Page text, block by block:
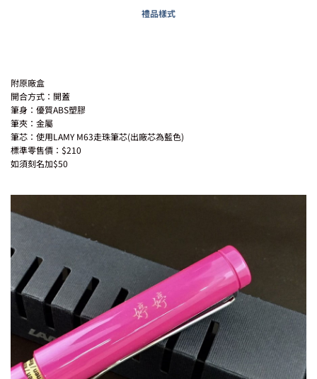
禮品樣式
附原廠盒
開合方式：開蓋
筆身：優質ABS塑膠
筆夾：金屬
筆芯：使用LAMY M63走珠筆芯(出廠芯為藍色)
標準零售價：$210
如須刻名加$50